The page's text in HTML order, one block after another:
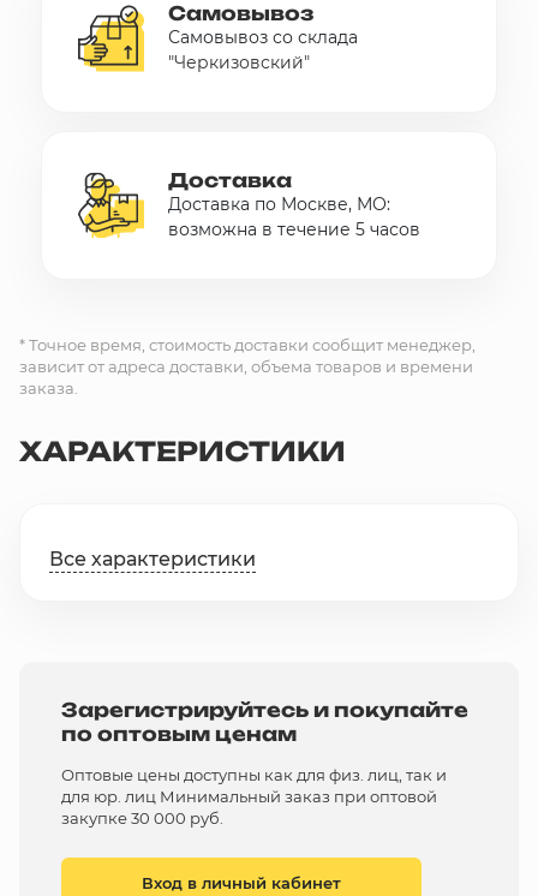
Самовывоз
Самовывоз со склада
"Черкизовский"
Доставка
Доставка по Москве, МО:
возможна в течение 5 часов
* Точное время, стоимость доставки сообщит менеджер,
зависит от адреса доставки, объема товаров и времени
заказа.
ХАРАКТЕРИСТИКИ
Все характеристики
Зарегистрируйтесь и покупайте
по оптовым ценам
Оптовые цены доступны как для физ. лиц, так и
для юр. лиц Минимальный заказ при оптовой
закупке 30 000 руб.
Вход в личный кабинет